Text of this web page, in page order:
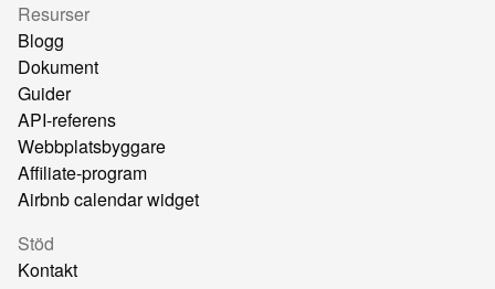
Resurser
Blogg
Dokument
Guider
API-referens
Webbplatsbyggare
Affiliate-program
Airbnb calendar widget
Stöd
Kontakt